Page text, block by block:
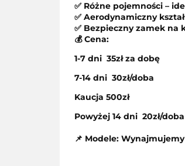
✅ Różne pojemności –
✅ Aerodynamiczny
✅ Bezpieczny zamek na
💰 Cena:
1-7 dni 35zł za dobę
7-14 dni 30zł/doba
Kaucja 500zł
Powyżej 14 dni 20zł/doba
📌 Modele: